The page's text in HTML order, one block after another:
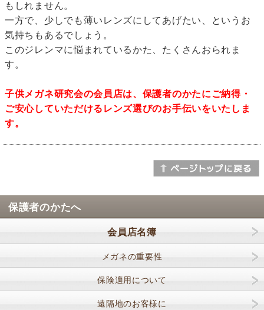
もしれません。
一方で、少しでも薄いレンズにしてあげたい、というお
気持ちもあるでしょう。
このジレンマに悩まれているかた、たくさんおられま
す。
子供メガネ研究会の会員店は、保護者のかたにご納得・
ご安心していただけるレンズ選びのお手伝いをいたしま
す。
保護者のかたへ
会員店名簿
メガネの重要性
保険適用について
遠隔地のお客様に